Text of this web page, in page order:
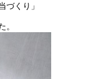
づくり」
。